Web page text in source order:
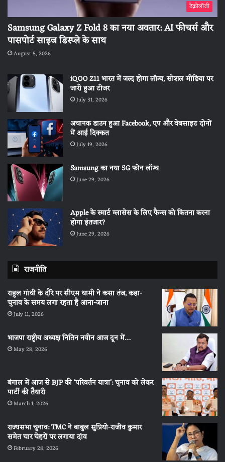
टेक्नोलॉजी
Samsung Galaxy Z Fold 8 का नया अवतार: AI फीचर्स और
पासपोर्ट साइज डिस्प्ले के साथ
August 5, 2026
iQOO Z11 भारत में जल्द होगा लॉन्च, सोशल मीडिया पर
जारी हुआ टीजर
July 31, 2026
अचानक डाउन हुआ Facebook, एप और वेबसाइट दोनों
में आई दिक्कत
July 19, 2026
Samsung का नया 5G फोन लॉन्च
June 29, 2026
Apple के स्मार्ट ग्लासेस के लिए फैन्स को कितना करना
होगा इंतजार?
June 29, 2026
राजनीति
राहुल गांधी के दौरे पर सीएम धामी ने कसा तंज, कहा-
चुनाव के समय लगा रहता है आना-जाना
July 11, 2026
भाजपा राष्ट्रीय अध्यक्ष नितिन नवीन आज दून में…
May 28, 2026
बंगाल में आज से BJP की ‘परिवर्तन यात्रा’: चुनाव को लेकर
पार्टी की तैयारी
March 1, 2026
राज्यसभा चुनाव: TMC ने बाबुल सुप्रियो-राजीव कुमार
समेत चार चेहरों पर लगाया दांव
February 28, 2026